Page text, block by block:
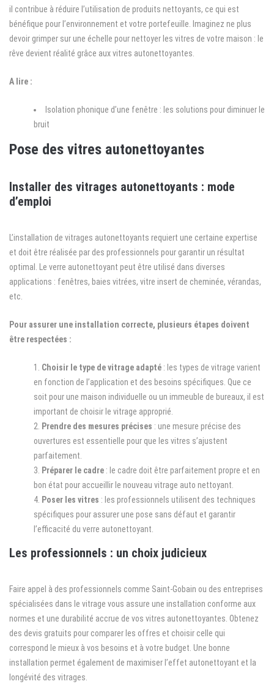
il contribue à réduire l’utilisation de produits nettoyants, ce qui est
bénéfique pour l’environnement et votre portefeuille. Imaginez ne plus
devoir grimper sur une échelle pour nettoyer les vitres de votre maison : le
rêve devient réalité grâce aux vitres autonettoyantes.
A lire :
Isolation phonique d’une fenêtre : les solutions pour diminuer le
bruit
Pose des vitres autonettoyantes
Installer des vitrages autonettoyants : mode
d’emploi
L’installation de vitrages autonettoyants requiert une certaine expertise
et doit être réalisée par des professionnels pour garantir un résultat
optimal. Le verre autonettoyant peut être utilisé dans diverses
applications : fenêtres, baies vitrées, vitre insert de cheminée, vérandas,
etc.
Pour assurer une installation correcte, plusieurs étapes doivent
être respectées :
Choisir le type de vitrage adapté : les types de vitrage varient
en fonction de l’application et des besoins spécifiques. Que ce
soit pour une maison individuelle ou un immeuble de bureaux, il est
important de choisir le vitrage approprié.
Prendre des mesures précises : une mesure précise des
ouvertures est essentielle pour que les vitres s’ajustent
parfaitement.
Préparer le cadre : le cadre doit être parfaitement propre et en
bon état pour accueillir le nouveau vitrage auto nettoyant.
Poser les vitres : les professionnels utilisent des techniques
spécifiques pour assurer une pose sans défaut et garantir
l’efficacité du verre autonettoyant.
Les professionnels : un choix judicieux
Faire appel à des professionnels comme Saint-Gobain ou des entreprises
spécialisées dans le vitrage vous assure une installation conforme aux
normes et une durabilité accrue de vos vitres autonettoyantes. Obtenez
des devis gratuits pour comparer les offres et choisir celle qui
correspond le mieux à vos besoins et à votre budget. Une bonne
installation permet également de maximiser l’effet autonettoyant et la
longévité des vitrages.